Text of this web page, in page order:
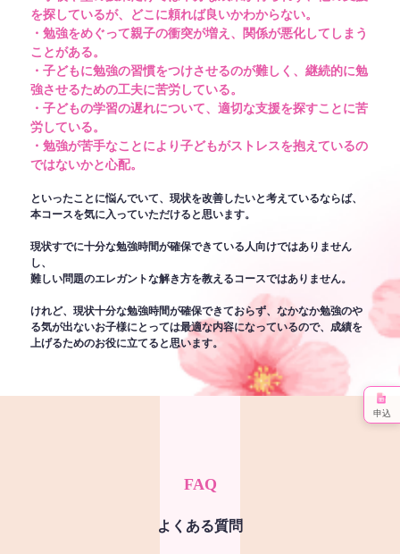
を探しているが、どこに頼れば良いかわからない。
・勉強をめぐって親子の衝突が増え、関係が悪化してしまう
ことがある。
・子どもに勉強の習慣をつけさせるのが難しく、継続的に勉
強させるための工夫に苦労している。
・子どもの学習の遅れについて、適切な支援を探すことに苦
労している。
・勉強が苦手なことにより子どもがストレスを抱えているの
ではないかと心配。
といったことに悩んでいて、現状を改善したいと考えているならば、
本コースを気に入っていただけると思います。
現状すでに十分な勉強時間が確保できている人向けではありません
し、
難しい問題のエレガントな解き方を教えるコースではありません。
けれど、現状十分な勉強時間が確保できておらず、なかなか勉強のや
る気が出ないお子様にとっては最適な内容になっているので、成績を
上げるためのお役に立てると思います。
FAQ
よくある質問
申込